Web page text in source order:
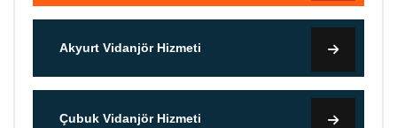
Akyurt Vidanjör Hizmeti
Çubuk Vidanjör Hizmeti